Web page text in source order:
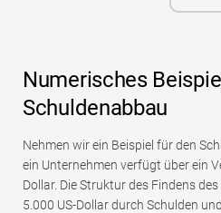
Numerisches
Schuldenabbau
Nehmen wir ein Beispiel für den
ein Unternehmen verfügt über ein
Dollar. Die Struktur des Findens
5.000 US-Dollar durch Schulden